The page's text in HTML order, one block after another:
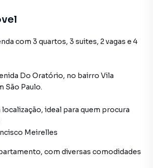
com 3 quartos, 3 suites, 2 vagas e 4
Do Oratório, no bairro Vila
São Paulo.
ideal para quem procura
Meirelles
, com diversas comodidades